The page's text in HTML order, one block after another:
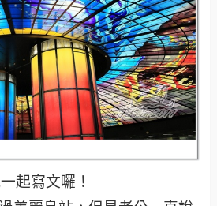
起寫文囉！